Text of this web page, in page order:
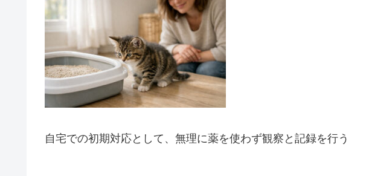
自宅での初期対応として、無理に薬を使わず観察と記録を行う